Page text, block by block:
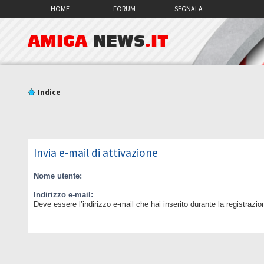
HOME FORUM SEGNALA
AMIGA NEWS.IT
Indice
Invia e-mail di attivazione
Nome utente:
Indirizzo e-mail:
Deve essere l’indirizzo e-mail che hai inserito durante la